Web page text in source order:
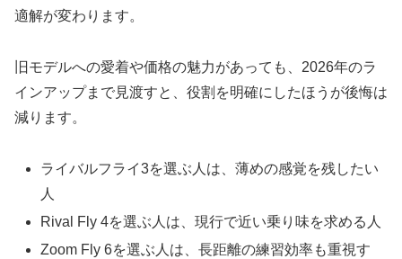
適解が変わります。
旧モデルへの愛着や価格の魅力があっても、2026年のラ
インアップまで見渡すと、役割を明確にしたほうが後悔は
減ります。
ライバルフライ3を選ぶ人は、薄めの感覚を残したい
人
Rival Fly 4を選ぶ人は、現行で近い乗り味を求める人
Zoom Fly 6を選ぶ人は、長距離の練習効率も重視す